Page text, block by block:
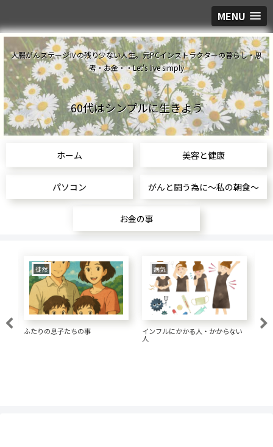
MENU
大腸がんステージⅣの残り少ない人生。元PCインストラクターの暮らし・思
考・お金・・Let's live simply
60代はシンプルに生きよう
ホーム 美容と健康
パソコン がんと闘う為に～私の朝食～
お金の事
食生活
大腸がん 1.5リットルの水が大事
美容と健康